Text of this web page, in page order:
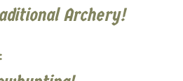
Archery!